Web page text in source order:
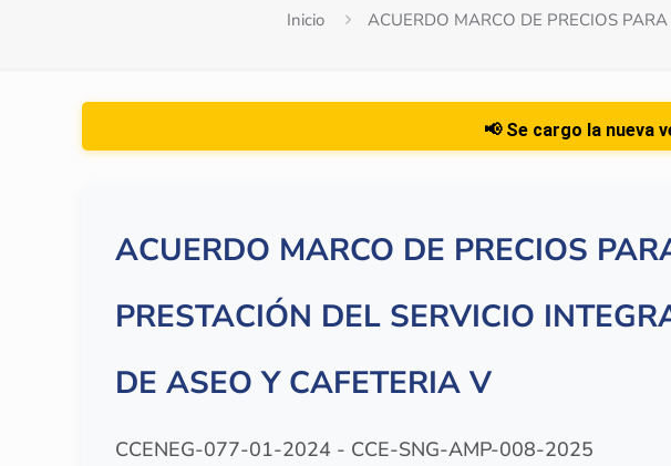
Inicio ACUERDO MARCO DE PRECIOS
📢 Se cargo la nueva versión del
ACUERDO MARCO DE PRECIOS
PRESTACIÓN DEL SERVICIO
DE ASEO Y CAFETERIA V
CCENEG-077-01-2024 - CCE-SNG-AMP-008-2025